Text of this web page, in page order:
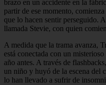
brazo en un accidente en la
partir de ese momento,
que lo hacen sentir perseguido.
llamada Stevie, con quien
A medida que la trama avanza,
está conectada con un
año antes. A través de
un niño y huyó de la escena del
lo han llevado a sufrir de